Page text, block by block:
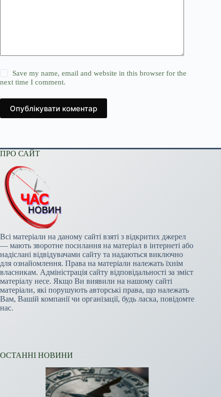
Save my name, email and website in this browser for the
next time I comment.
Опублікувати коментар
ПРО САЙТ
Всі матеріали на даному сайті взяті з відкритих джерел
— мають зворотне посилання на матеріал в інтернеті або
надіслані відвідувачами сайту та надаються виключно
для ознайомлення. Права на матеріали належать їхнім
власникам. Адміністрація сайту відповідальності за зміст
матеріалу несе. Якщо Ви виявили на нашому сайті
матеріали, які порушують авторські права, що належать
Вам, Вашій компанії чи організації, будь ласка, повідомте
нас.
ОСТАННІ НОВИНИ